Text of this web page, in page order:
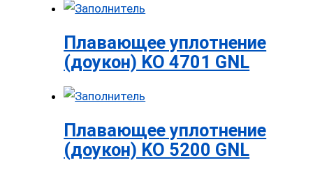
Плавающее уплотнение
(доукон) KO 4701 GNL
Плавающее уплотнение
(доукон) KO 5200 GNL